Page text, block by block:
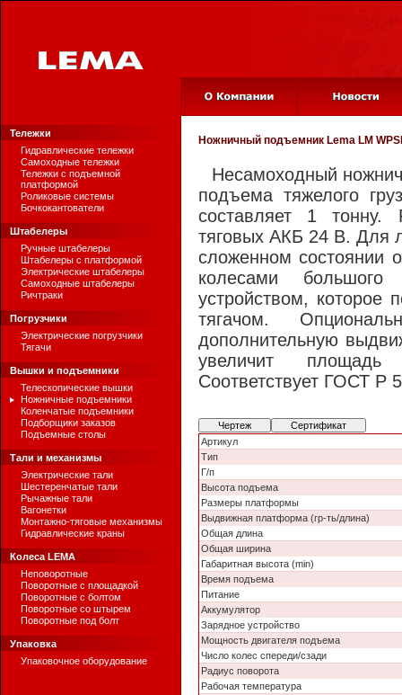
Тележки
Гидравлические тележки
Самоходные тележки
Тележки с подъемной
платформой
Роликовые системы
Бочкокантователи
Штабелеры
Ручные штабелеры
Штабелеры с платформой
Электрические штабелеры
Самоходные штабелеры
Ричтраки
Погрузчики
Электрические погрузчики
Тягачи
Вышки и подъемники
Телескопические вышки
Ножничные подъемники
Коленчатые подъемники
Подборщики заказов
Подъемные столы
Тали и механизмы
Электрические тали
Шестеренчатые тали
Рычажные тали
Вагонетки
Монтажно-тяговые механизмы
Гидравлические краны
Колеса LEMA
Неповоротные
Поворотные с площадкой
Поворотные с болтом
Поворотные со штырем
Поворотные под болт
Упаковка
Упаковочное оборудование
Ножничный подъемник Lema LM
Несамоходный
подъема тяжелого
составляет 1 тонну.
тяговых АКБ 24 В. Для
сложенном состоянии
колесами
устройством, которое
тягачом.
дополнительную
увеличит
Соответствует ГОСТ Р
Чертеж
Сертификат
Артикул
Тип
Г/п
Высота подъема
Размеры платформы
Выдвижная платформа (гр-ть/длина)
Общая длина
Общая ширина
Габаритная высота (min)
Время подъема
Питание
Аккумулятор
Зарядное устройство
Мощность двигателя подъема
Число колес спереди/сзади
Радиус поворота
Рабочая температура